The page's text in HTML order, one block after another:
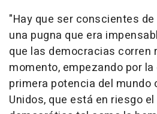
"Hay que ser conscientes
una pugna que era
que las democracias corren
momento, empezando por
primera potencia del mundo
Unidos, que está en riesgo